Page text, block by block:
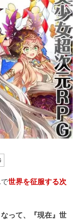
世界を征服する次
って、『現在』世